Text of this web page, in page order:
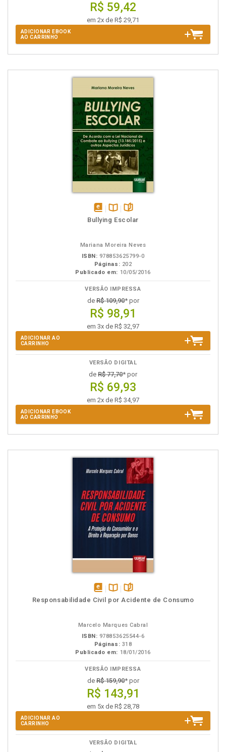
R$ 59,42
em 2x de R$ 29,71
ADICIONAR EBOOK
AO CARRINHO
disponívelDisponível
páginas
Bullying Escolar
Mariana Moreira Neves
ISBN: 978853625799-0
Páginas: 202
Publicado em: 10/05/2016
VERSÃO IMPRESSA
deR$ 109,90* por
R$ 98,91
em 3x de R$ 32,97
ADICIONAR AO
CARRINHO
VERSÃO DIGITAL
de R$ 77,70* por
R$ 69,93
em 2x de R$ 34,97
ADICIONAR EBOOK
AO CARRINHO
disponívelDisponível
páginas
Responsabilidade Civil por Acidente de Consumo
Marcelo Marques Cabral
ISBN: 978853625544-6
Páginas: 318
Publicado em: 18/01/2016
VERSÃO IMPRESSA
deR$ 159,90* por
R$ 143,91
em 5x de R$ 28,78
ADICIONAR AO
CARRINHO
VERSÃO DIGITAL